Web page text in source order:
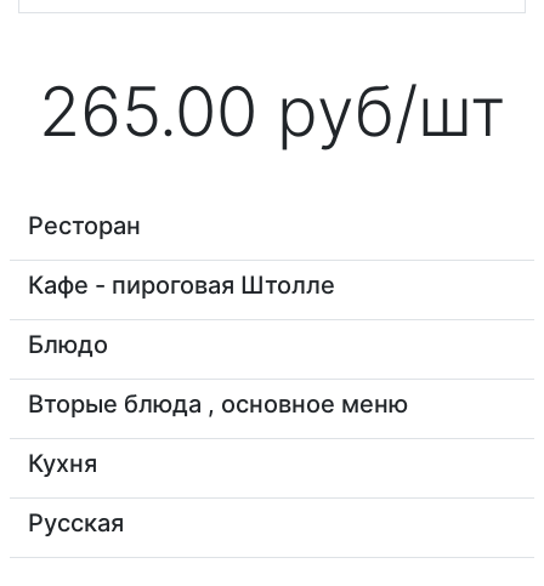
265.00 руб/шт
Ресторан
Кафе - пироговая Штолле
Блюдо
Вторые блюда , основное меню
Кухня
Русская